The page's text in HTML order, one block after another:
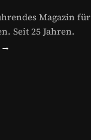
Magazin für
Seit 25 Jahren.
→